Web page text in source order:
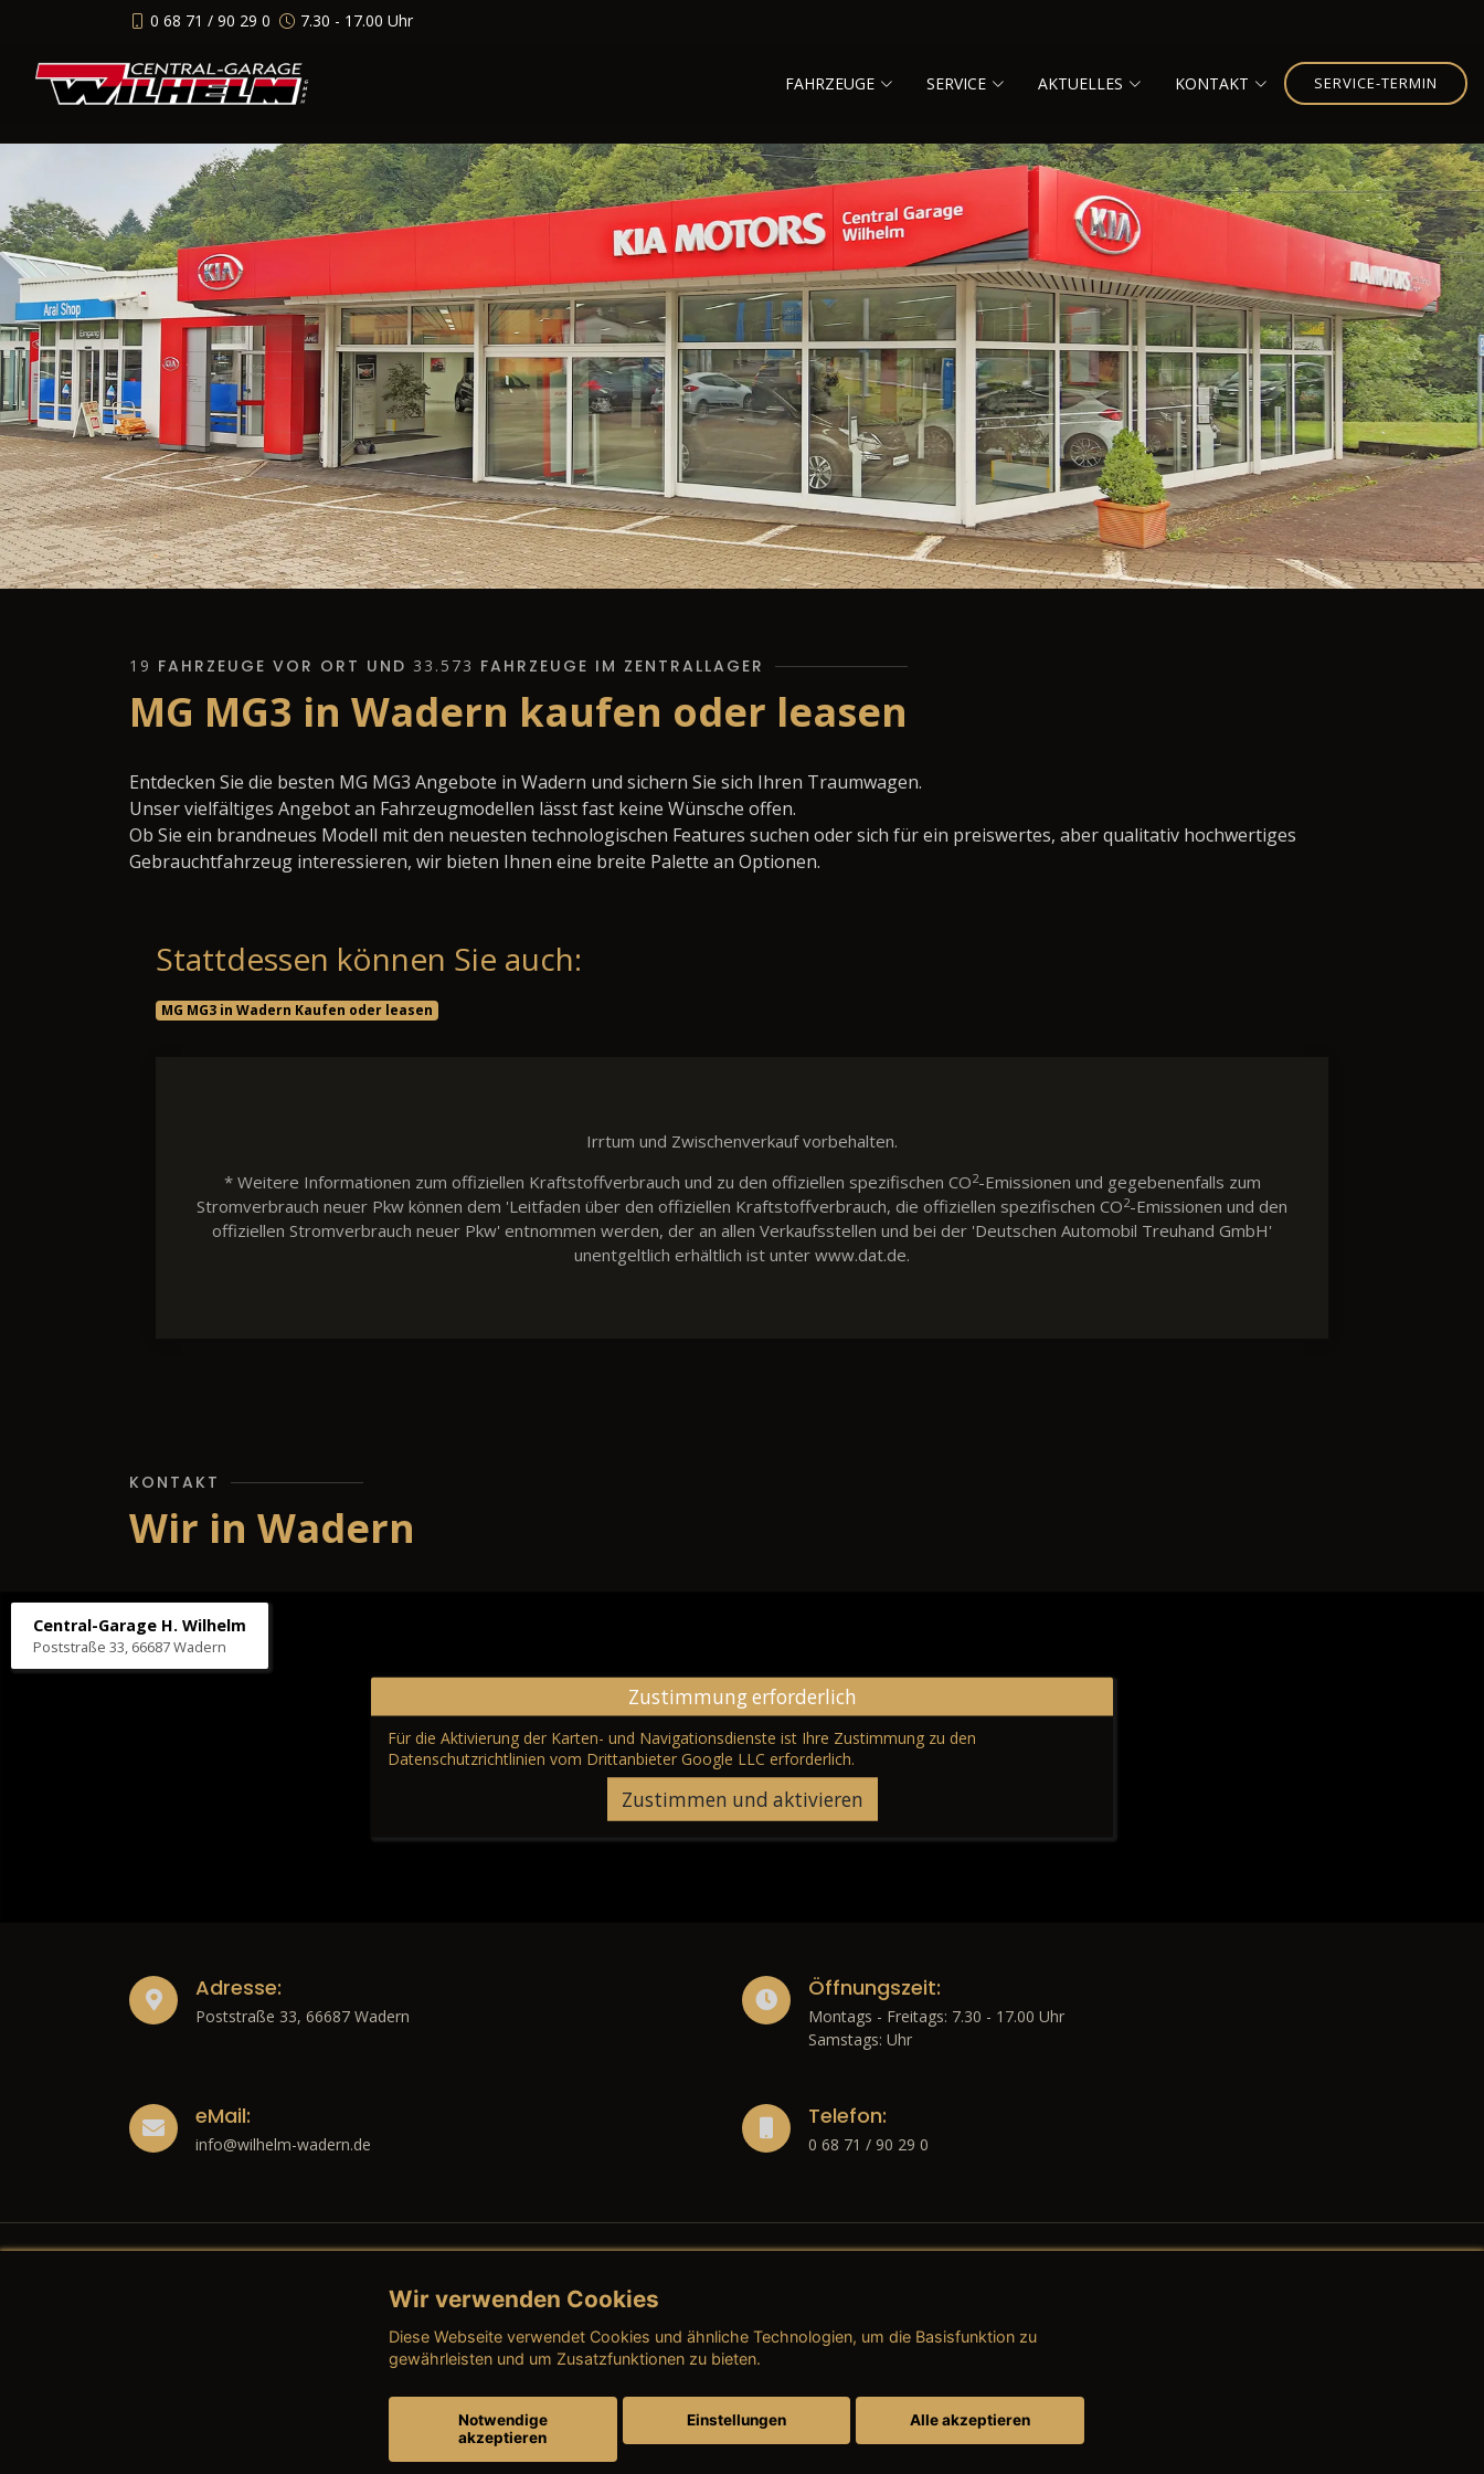
0 68 71 / 90 29 0 7.30 - 17.00 Uhr
FAHRZEUGE SERVICE AKTUELLES KONTAKT SERVICE-TERMIN
19 FAHRZEUGE VOR ORT UND 33.573 FAHRZEUGE IM ZENTRALLAGER
MG MG3 in Wadern kaufen oder leasen
Entdecken Sie die besten MG MG3 Angebote in Wadern und sichern Sie sich Ihren Traumwagen.
Unser vielfältiges Angebot an Fahrzeugmodellen lässt fast keine Wünsche offen.
Ob Sie ein brandneues Modell mit den neuesten technologischen Features suchen oder sich für ein preiswertes, aber qualitativ hochwertiges
Gebrauchtfahrzeug interessieren, wir bieten Ihnen eine breite Palette an Optionen.
Stattdessen können Sie auch:
MG MG3 in Wadern Kaufen oder leasen
Irrtum und Zwischenverkauf vorbehalten.
* Weitere Informationen zum offiziellen Kraftstoffverbrauch und zu den offiziellen spezifischen CO2-Emissionen und gegebenenfalls zum
Stromverbrauch neuer Pkw können dem 'Leitfaden über den offiziellen Kraftstoffverbrauch, die offiziellen spezifischen CO2-Emissionen und den
offiziellen Stromverbrauch neuer Pkw' entnommen werden, der an allen Verkaufsstellen und bei der 'Deutschen Automobil Treuhand GmbH'
unentgeltlich erhältlich ist unter www.dat.de.
KONTAKT
Wir in Wadern
Central-Garage H. Wilhelm
Poststraße 33, 66687 Wadern
Zustimmung erforderlich
Für die Aktivierung der Karten- und Navigationsdienste ist Ihre Zustimmung zu den
Datenschutzrichtlinien vom Drittanbieter Google LLC erforderlich.
Zustimmen und aktivieren
Adresse:
Poststraße 33, 66687 Wadern
Öffnungszeit:
Montags - Freitags: 7.30 - 17.00 Uhr
Samstags: Uhr
eMail:
info@wilhelm-wadern.de
Telefon:
0 68 71 / 90 29 0
Rechtliches
→ Impressum
→ AGB (Neuwagen)
→ AGB (Teile & Zubehör)
Wir verwenden Cookies
Diese Webseite verwendet Cookies und ähnliche Technologien, um die Basisfunktion zu
gewährleisten und um Zusatzfunktionen zu bieten.
Notwendige
akzeptieren
Einstellungen Alle akzeptieren